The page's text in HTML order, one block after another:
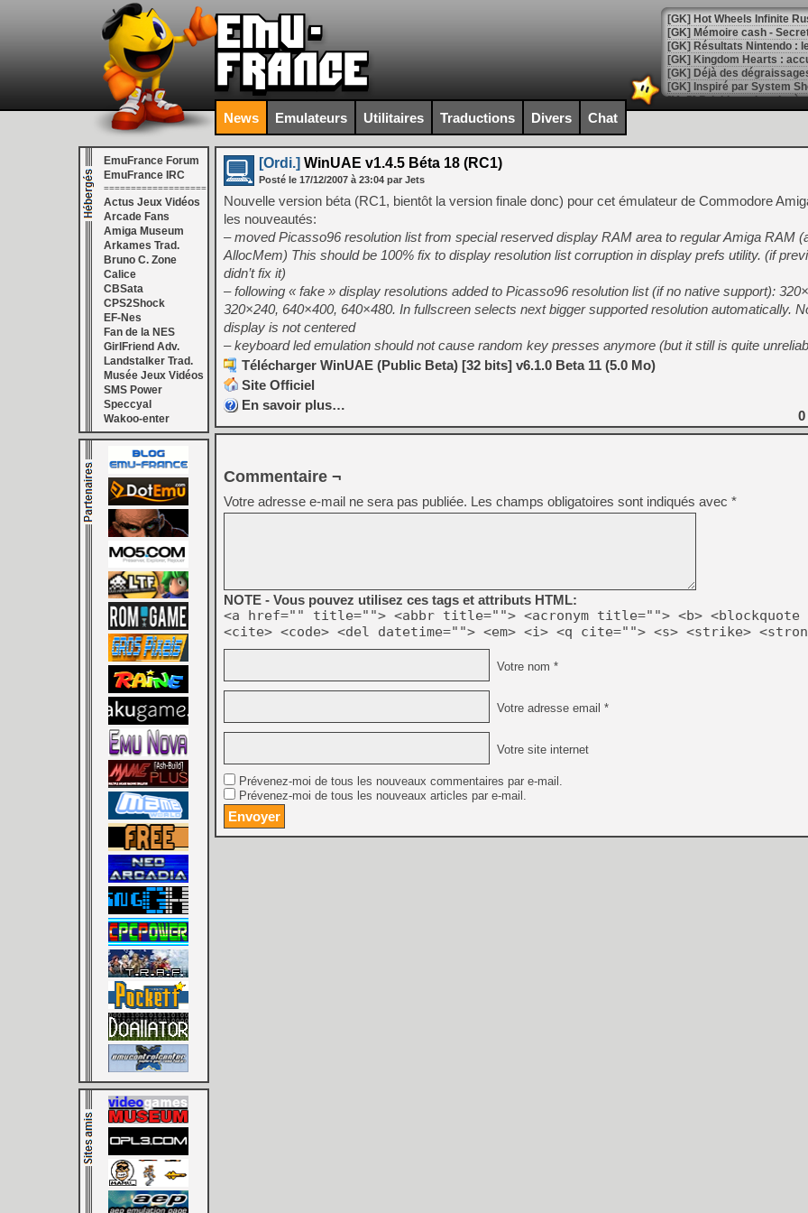
[GK] Hot Wheels Infinite
[GK] Mémoire cash -
[GK] Résultats Nintendo :
[GK] Déjà des
[Mo5] Brickboy cherche à
[GK] Minecraft et ses «
[GK] Beast of
[GK] Ubisoft : fin de partie
[GK] Mémoire cash -
[GK] Dan Houser (GTA)
[GK] Comment EA Sports
[GK] Crimson Moon : un
[GK] Isle of Reveries : le
[GK] Moonlighter 2 : The
[GK] Capcom relance
[Mo5] Deux inédits du
[GK] Le beat'em up The
[GK] Endless Legend 2 :
[LS] [PS5] Le WebKit
[GK] Oubliez Crazy Taxi,
[LS] [Switch] NSZ 5.0.0
[GK] No More Room in
[GK] Un chatbot Atelier
[GK] Mémoire cash -
[GK] Nvidia : le prix des
[GK] Suikoden Star Leap
[Mo5] La mini borne
[GK] Atari renoue avec les
[GK] Le studio de FIFA
[GK] La PlayStation 1 en
[GK] GTA 6 : Rockstar
News Emulateurs Utilitaires Traductions Divers Chat
EmuFrance Forum
EmuFrance IRC
===================
Actus Jeux Vidéos
Arcade Fans
Amiga Museum
Arkames Trad.
Bruno C. Zone
Calice
CBSata
CPS2Shock
EF-Nes
Fan de la NES
GirlFriend Adv.
Landstalker Trad.
Musée Jeux Vidéos
SMS Power
Speccyal
Wakoo-enter
[Ordi.] WinUAE v1.4.5 Béta 18 (RC1)
Posté le 17/12/2007 à 23:04 par Jets
Nouvelle version béta (RC1, bientôt la version finale donc) pour cet émulateur de Commodore
les nouveautés:
– moved Picasso96 resolution list from special reserved display RAM area to regular Amiga RAM
AllocMem) This should be 100% fix to display resolution list corruption in display prefs utility. (if
didn’t fix it)
– following « fake » display resolutions added to Picasso96 resolution list (if no native support):
320×240, 640×400, 640×480. In fullscreen selects next bigger supported resolution automatically.
display is not centered
– keyboard led emulation should not cause random key presses anymore (but it still is quite
Télécharger WinUAE (Public Beta) [32 bits] v6.1.0 Beta 11 (5.0 Mo)
Site Officiel
En savoir plus…
0
Commentaire ¬
Votre adresse e-mail ne sera pas publiée. Les champs obligatoires sont indiqués avec *
NOTE - Vous pouvez utilisez ces tags et attributs HTML:
<a href="" title=""> <abbr title=""> <acronym title=""> <b> <blockquote
<cite> <code> <del datetime=""> <em> <i> <q cite=""> <s> <strike>
Votre nom *
Votre adresse email *
Votre site internet
Prévenez-moi de tous les nouveaux commentaires par e-mail.
Prévenez-moi de tous les nouveaux articles par e-mail.